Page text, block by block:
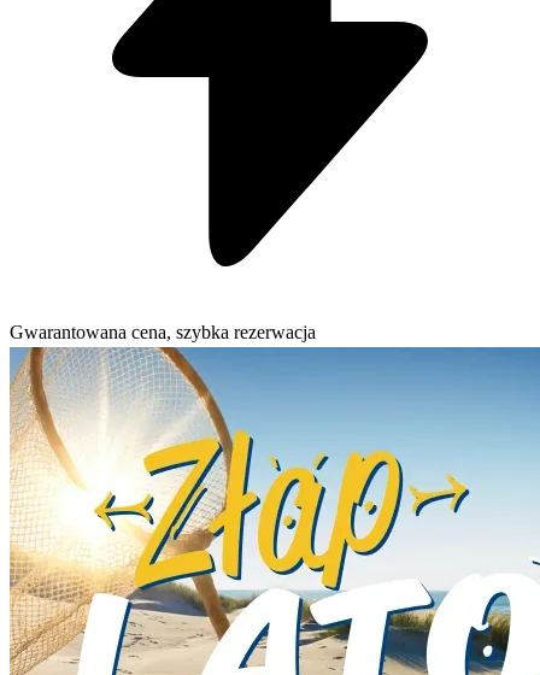
Gwarantowana cena, szybka rezerwacja